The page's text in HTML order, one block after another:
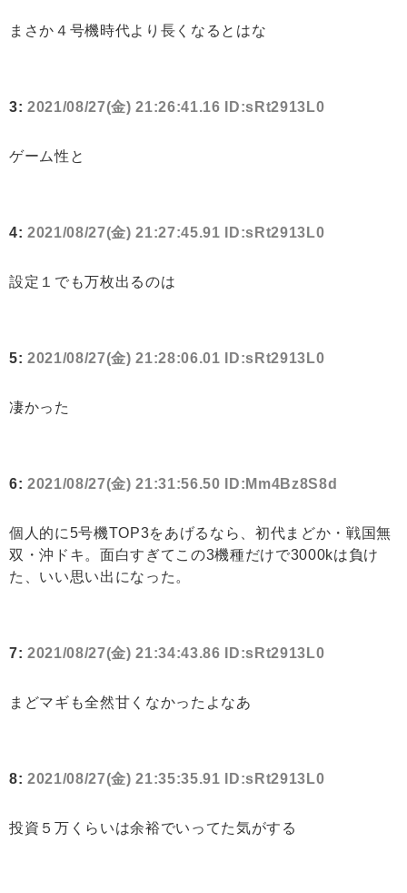
まさか４号機時代より長くなるとはな
3: 2021/08/27(金) 21:26:41.16 ID:sRt2913L0
ゲーム性と
4: 2021/08/27(金) 21:27:45.91 ID:sRt2913L0
設定１でも万枚出るのは
5: 2021/08/27(金) 21:28:06.01 ID:sRt2913L0
凄かった
6: 2021/08/27(金) 21:31:56.50 ID:Mm4Bz8S8d
個人的に5号機TOP3をあげるなら、初代まどか・戦国無
双・沖ドキ。面白すぎてこの3機種だけで3000kは負け
た、いい思い出になった。
7: 2021/08/27(金) 21:34:43.86 ID:sRt2913L0
まどマギも全然甘くなかったよなあ
8: 2021/08/27(金) 21:35:35.91 ID:sRt2913L0
投資５万くらいは余裕でいってた気がする